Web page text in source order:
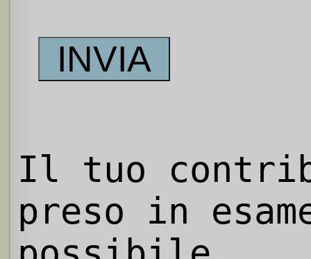
Il tuo
preso in